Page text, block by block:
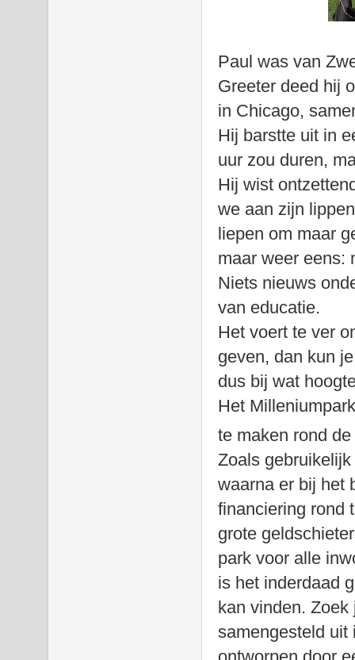
Paul was van
Greeter deed hij
in Chicago,
Hij barstte uit in
uur zou duren,
Hij wist
we aan zijn
liepen om maar
maar weer eens:
Niets nieuws
van educatie.
Het voert te ver
geven, dan kun
dus bij wat
Het
te maken rond
Zoals
waarna er bij het
financiering rond
grote
park voor alle
is het inderdaad
kan vinden.
samengesteld uit